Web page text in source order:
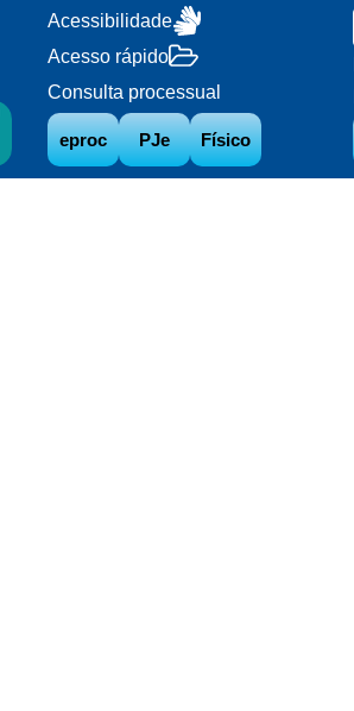
Acessibilidade
Acesso rápido
Consulta processual
eproc PJe Físico